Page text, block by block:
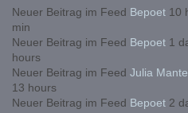
Neuer Beitrag im Feed Bepoet10
min
Neuer Beitrag im Feed Bepoet1
hours
Neuer Beitrag im Feed Julia
13 hours
Neuer Beitrag im Feed Bepoet2